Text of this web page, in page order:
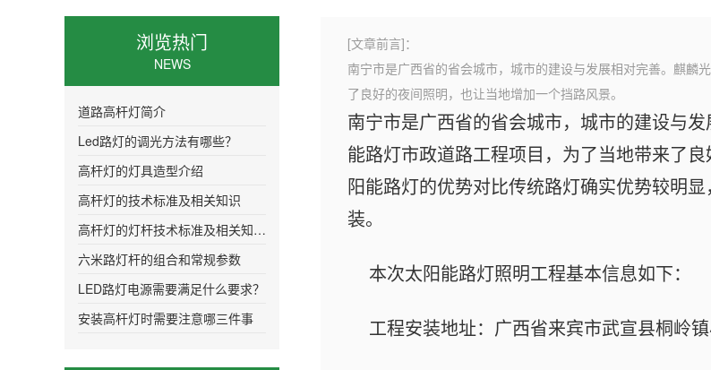
浏览热门
NEWS
道路高杆灯简介
Led路灯的调光方法有哪些？
高杆灯的灯具造型介绍
高杆灯的技术标准及相关知识
高杆灯的灯杆技术标准及相关知识介绍
六米路灯杆的组合和常规参数
LED路灯电源需要满足什么要求？
安装高杆灯时需要注意哪三件事
[文章前言]：
南宁市是广西省的省会城市，城市的建设与发展相对完善。麒麟
了良好的夜间照明，也让当地增加一个挡路风景。
南宁市是广西省的省会城市，城市的建设与
能路灯市政道路工程项目，为了当地带来了
阳能路灯的优势对比传统路灯确实优势较明
装。
本次太阳能路灯照明工程基本信息如下：
工程安装地址：广西省来宾市武宣县桐岭